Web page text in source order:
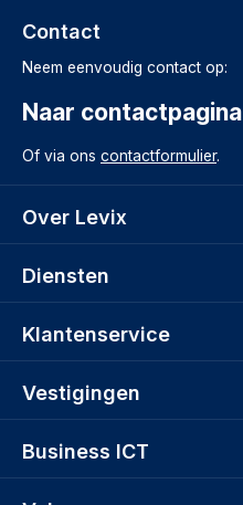
Contact
Neem eenvoudig contact op:
Naar contactpagina
Of via ons contactformulier.
Over Levix
Diensten
Klantenservice
Vestigingen
Business ICT